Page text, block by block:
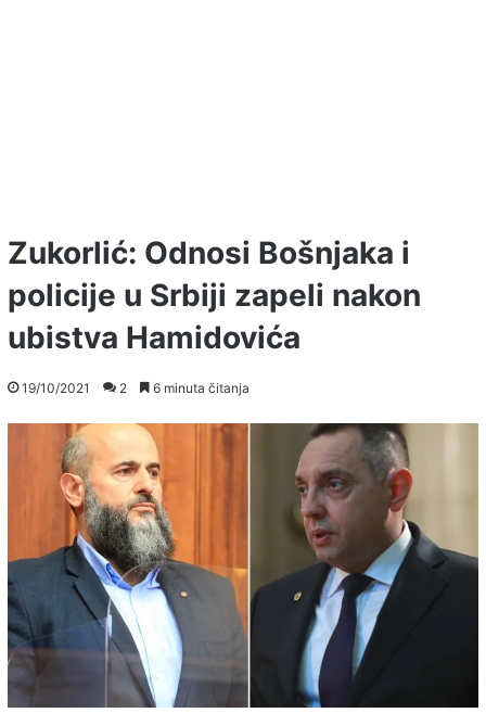
Zukorlić: Odnosi Bošnjaka i
policije u Srbiji zapeli nakon
ubistva Hamidovića
19/10/2021 2 6 minuta čitanja